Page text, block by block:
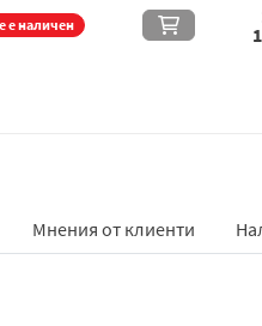
е наличен
Мнения от клиенти